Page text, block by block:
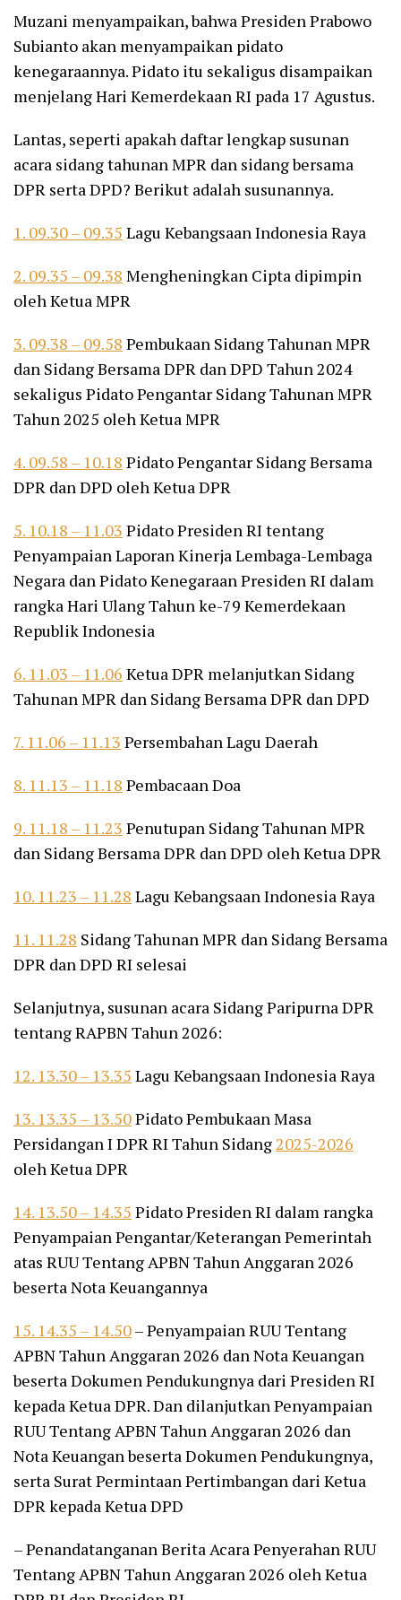
Muzani menyampaikan, bahwa Presiden Prabowo
Subianto akan menyampaikan pidato
kenegaraannya. Pidato itu sekaligus disampaikan
menjelang Hari Kemerdekaan RI pada 17 Agustus.
Lantas, seperti apakah daftar lengkap susunan
acara sidang tahunan MPR dan sidang bersama
DPR serta DPD? Berikut adalah susunannya.
1. 09.30 – 09.35 Lagu Kebangsaan Indonesia Raya
2. 09.35 – 09.38 Mengheningkan Cipta dipimpin
oleh Ketua MPR
3. 09.38 – 09.58 Pembukaan Sidang Tahunan MPR
dan Sidang Bersama DPR dan DPD Tahun 2024
sekaligus Pidato Pengantar Sidang Tahunan MPR
Tahun 2025 oleh Ketua MPR
4. 09.58 – 10.18 Pidato Pengantar Sidang Bersama
DPR dan DPD oleh Ketua DPR
5. 10.18 – 11.03 Pidato Presiden RI tentang
Penyampaian Laporan Kinerja Lembaga-Lembaga
Negara dan Pidato Kenegaraan Presiden RI dalam
rangka Hari Ulang Tahun ke-79 Kemerdekaan
Republik Indonesia
6. 11.03 – 11.06 Ketua DPR melanjutkan Sidang
Tahunan MPR dan Sidang Bersama DPR dan DPD
7. 11.06 – 11.13 Persembahan Lagu Daerah
8. 11.13 – 11.18 Pembacaan Doa
9. 11.18 – 11.23 Penutupan Sidang Tahunan MPR
dan Sidang Bersama DPR dan DPD oleh Ketua DPR
10. 11.23 – 11.28 Lagu Kebangsaan Indonesia Raya
11. 11.28 Sidang Tahunan MPR dan Sidang Bersama
DPR dan DPD RI selesai
Selanjutnya, susunan acara Sidang Paripurna DPR
tentang RAPBN Tahun 2026:
12. 13.30 – 13.35 Lagu Kebangsaan Indonesia Raya
13. 13.35 – 13.50Pidato Pembukaan Masa
Persidangan I DPR RI Tahun Sidang2025-2026
oleh Ketua DPR
14. 13.50 – 14.35 Pidato Presiden RI dalam rangka
Penyampaian Pengantar/Keterangan Pemerintah
atas RUU Tentang APBN Tahun Anggaran 2026
beserta Nota Keuangannya
15. 14.35 – 14.50– Penyampaian RUU Tentang
APBN Tahun Anggaran 2026 dan Nota Keuangan
beserta Dokumen Pendukungnya dari Presiden RI
kepada Ketua DPR. Dan dilanjutkan Penyampaian
RUU Tentang APBN Tahun Anggaran 2026 dan
Nota Keuangan beserta Dokumen Pendukungnya,
serta Surat Permintaan Pertimbangan dari Ketua
DPR kepada Ketua DPD
– Penandatanganan Berita Acara Penyerahan RUU
Tentang APBN Tahun Anggaran 2026 oleh Ketua